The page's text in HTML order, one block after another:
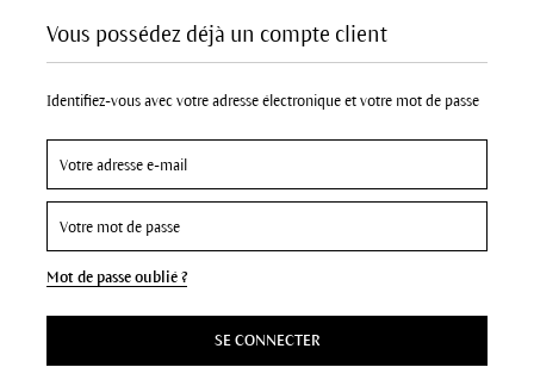
Vous possédez déjà un compte client
Identifiez-vous avec votre adresse électronique et votre mot de passe
Mot de passe oublié ?
SE CONNECTER